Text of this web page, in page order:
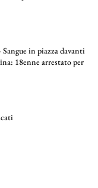
in piazza davanti
18enne arrestato per